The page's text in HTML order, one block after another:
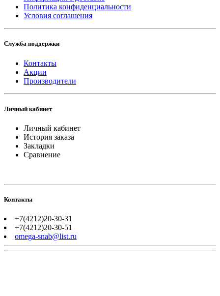
Политика конфиденциальности
Условия соглашения
Служба поддержки
Контакты
Акции
Производители
Личный кабинет
Личный кабинет
История заказа
Закладки
Сравнение
Контакты
+7(4212)20-30-31
+7(4212)20-30-51
omega-snab@list.ru